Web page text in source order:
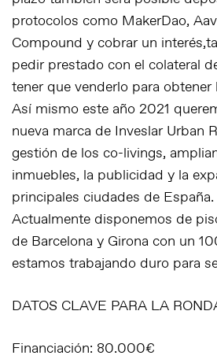
protocolos como MakerDao,
Compound y cobrar un
pedir prestado con el colateral
tener que venderlo para obtener
Así mismo este año 2021
nueva marca de Inveslar Urban
gestión de los co-livings,
inmuebles, la publicidad y la
principales ciudades de España.
Actualmente disponemos de
de Barcelona y Girona con un
estamos trabajando duro para
DATOS CLAVE PARA LA
Financiación: 80.000€